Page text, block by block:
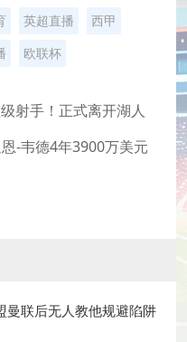
英超直播
西甲
欧联杯
射手！正式离开湖人
-韦德4年3900万美元
曼联后无人教他规避陷阱